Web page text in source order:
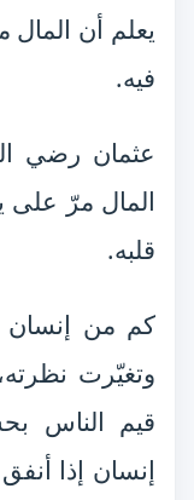
يعلم أن المال
فيه.
عثمان رضي
المال مرّ على
قلبه.
كم من إنسان
وتغيّرت
قيم الناس
إنسان إذا